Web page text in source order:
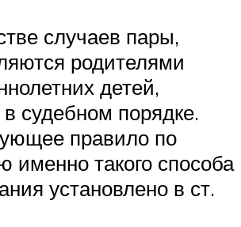
случаев пары,
родителями
детей,
в судебном порядке.
правило по
именно такого способа
установлено в ст.